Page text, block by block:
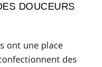
DOUCEURS
ont une place
des